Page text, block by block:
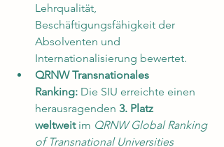
Lehrqualität,
Beschäftigungsfähigkeit der
Absolventen und
Internationalisierung bewertet.
QRNW Transnationales
Ranking: Die SIU erreichte einen
herausragenden 3. Platz
weltweit im QRNW Global Ranking
of Transnational Universities